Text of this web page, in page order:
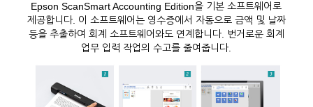
Epson ScanSmart Accounting Edition을 기본 소프트웨어로
제공합니다. 이 소프트웨어는 영수증에서 자동으로 금액 및 날짜
등을 추출하여 회계 소프트웨어와도 연계합니다. 번거로운 회계
업무 입력 작업의 수고를 줄여줍니다.